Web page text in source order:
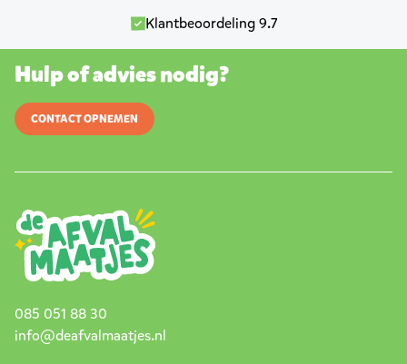
Klantbeoordeling 9.7
Hulp of advies nodig?
CONTACT OPNEMEN
085 051 88 30
info@deafvalmaatjes.nl